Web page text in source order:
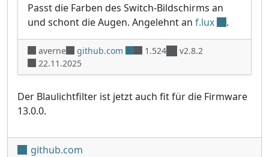
Passt die Farben des Switch-Bildschirms an
und schont die Augen. Angelehnt an f.lux .
averne github.com 1.524
v2.8.2
22.11.2025
Der Blaulichtfilter ist jetzt auch fit für die Firmware
13.0.0.
github.com